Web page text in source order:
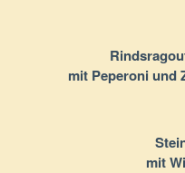
mit Peperoni und
mit